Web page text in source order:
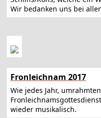
Wir bedanken uns bei
Fronleichnam 2017
Wie jedes Jahr,
wieder musikalisch.